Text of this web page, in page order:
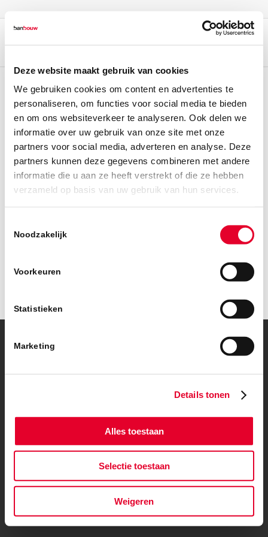
Deze website maakt gebruik van cookies
We gebruiken cookies om content en advertenties te
personaliseren, om functies voor social media te bieden
en om ons websiteverkeer te analyseren. Ook delen we
informatie over uw gebruik van onze site met onze
partners voor social media, adverteren en analyse. Deze
partners kunnen deze gegevens combineren met andere
informatie die u aan ze heeft verstrekt of die ze hebben
verzameld op basis van uw gebruik van hun services.
Noodzakelijk
Voorkeuren
Statistieken
Marketing
Details tonen
Alles toestaan
Selectie toestaan
Weigeren
© Copyright – BanBouw | Onderdeel van de
Algemene